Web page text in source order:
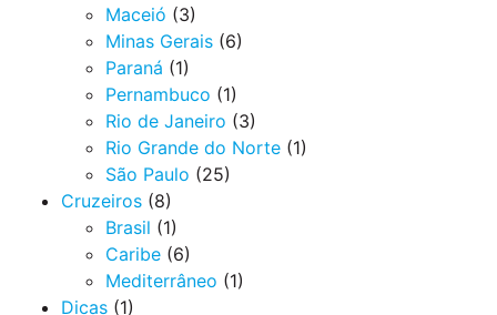
Maceió (3)
Minas Gerais (6)
Paraná (1)
Pernambuco (1)
Rio de Janeiro (3)
Rio Grande do Norte (1)
São Paulo (25)
Cruzeiros (8)
Brasil (1)
Caribe (6)
Mediterrâneo (1)
Dicas (1)